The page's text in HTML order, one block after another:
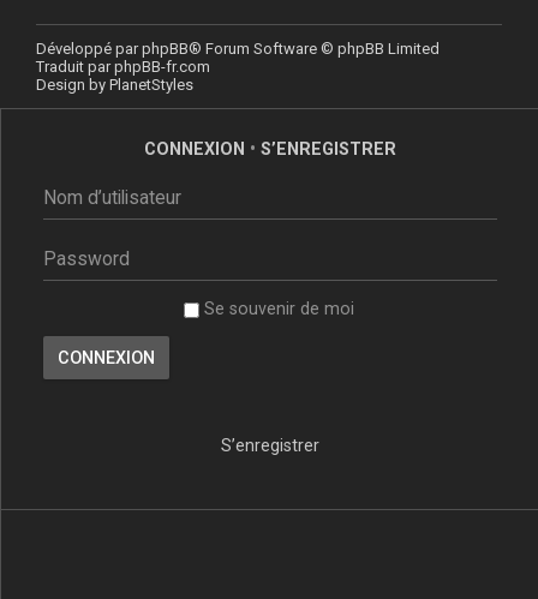
Développé parphpBB® Forum Software © phpBB Limited
Traduit parphpBB-fr.com
Design by PlanetStyles
CONNEXION • S’ENREGISTRER
Se souvenir de moi
S’enregistrer